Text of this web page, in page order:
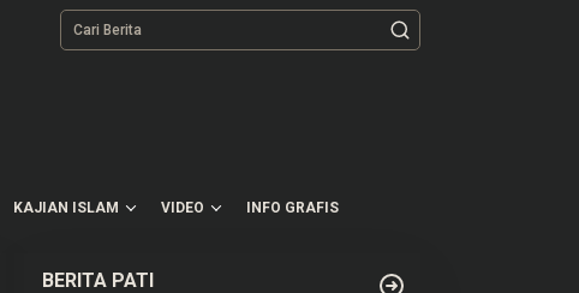
KAJIAN ISLAM VIDEO INFO GRAFIS
BERITA PATI